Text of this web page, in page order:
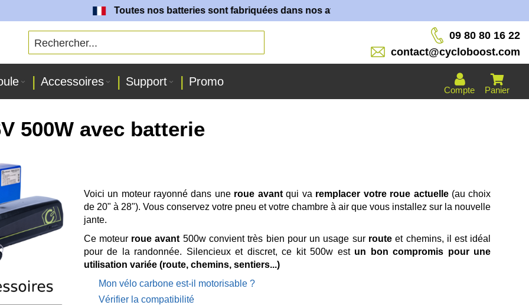
Toutes nos batteries sont fabriquées dans nos ateliers !
09 80 80 16 22
contact@cycloboost.com
Panier
Compte
Accessoires Support Promo
500W avec batterie
Voici un moteur rayonné dans uneroue avantqui va remplacer votre roue actuelle(au choix
de 20" à 28"). Vous conservez votre pneu et votre chambre à air que vous installez sur la nouvelle
jante.
Ce moteur roue avant 500w convient très bien pour un usage sur route et chemins, il est idéal
pour de la randonnée. Silencieux et discret, ce kit 500w est un bon compromis pour une
utilisation variée (route, chemins, sentiers...)
Mon vélo carbone est-il motorisable ?
Vérifier la compatibilité